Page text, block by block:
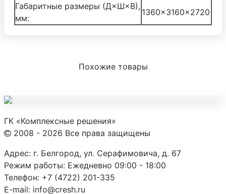
Габаритные размеры (Д×Ш×В),
мм:
1360×3160×2720
Похожие товары
ГК «Комплексные решения»
2008 - 2026 Все права защищены
Адрес: г. Белгород, ул. Серафимовича, д. 67
Режим работы: Ежедневно 09:00 - 18:00
Телефон: +7 (4722) 201-335
E-mail: info@cresh.ru